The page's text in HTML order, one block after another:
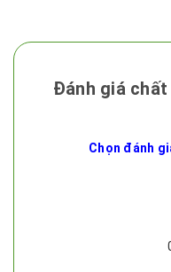
Đánh giá chất
Chọn đánh